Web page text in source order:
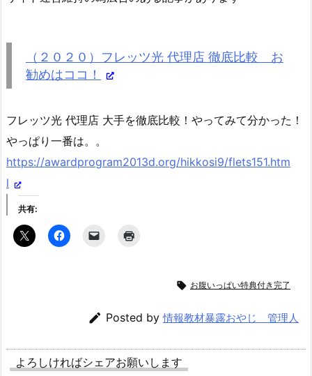
（２０２０）フレッツ光 代理店 徹底比較 お
勧めはココ！
フレッツ光 代理店 大手を徹底比較！やってみて分かった！
やっぱり一番は。。
https://awardprogram2013d.org/hikkosi9/flets151.htm
l
共有:
 お腹いっぱい特典付き完了
 Posted by情報教材暴露おやじ 管理人
よろしければシェアお願いします